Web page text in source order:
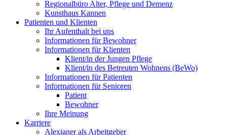
Regionalbüro Alter, Pflege und Demenz
Kunsthaus Kannen
Patienten und Klienten
Ihr Aufenthalt bei uns
Informationen für Bewohner
Informationen für Klienten
Klient/in der Jungen Pflege
Klient/in des Betreuten Wohnens (BeWo)
Informationen für Patienten
Informationen für Senioren
Patient
Bewohner
Ihre Meinung
Karriere
Alexianer als Arbeitgeber